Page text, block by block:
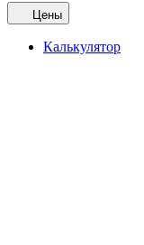
Цены
Калькулятор